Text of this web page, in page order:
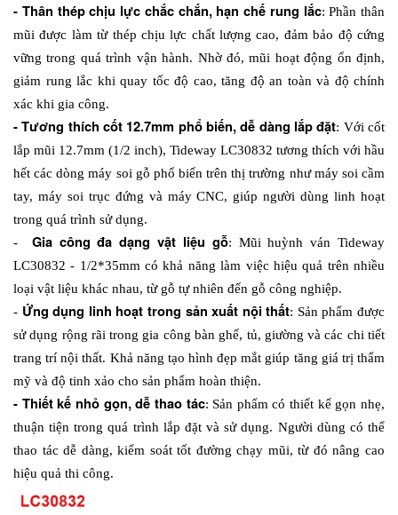
- Thân thép chịu lực chắc chắn, hạn chế rung lắc: Phần thân
mũi được làm từ thép chịu lực chất lượng cao, đảm bảo độ cứng
vững trong quá trình vận hành. Nhờ đó, mũi hoạt động ổn định,
giảm rung lắc khi quay tốc độ cao, tăng độ an toàn và độ chính
xác khi gia công.
- Tương thích cốt 12.7mm phổ biến, dễ dàng lắp đặt: Với cốt
lắp mũi 12.7mm (1/2 inch), Tideway LC30832 tương thích với hầu
hết các dòng máy soi gỗ phổ biến trên thị trường như máy soi cầm
tay, máy soi trục đứng và máy CNC, giúp người dùng linh hoạt
trong quá trình sử dụng.
-
Gia công đa dạng vật liệu gỗ: Mũi huỳnh ván Tideway
LC30832 - 1/2*35mm có khả năng làm việc hiệu quả trên nhiều
loại vật liệu khác nhau, từ gỗ tự nhiên đến gỗ công nghiệp.
- Ứng dụng linh hoạt trong sản xuất nội thất: Sản phẩm được
sử dụng rộng rãi trong gia công bàn ghế, tủ, giường và các chi tiết
trang trí nội thất. Khả năng tạo hình đẹp mắt giúp tăng giá trị thẩm
mỹ và độ tinh xảo cho sản phẩm hoàn thiện.
- Thiết kế nhỏ gọn, dễ thao tác: Sản phẩm có thiết kế gọn nhẹ,
thuận tiện trong quá trình lắp đặt và sử dụng. Người dùng có thể
thao tác dễ dàng, kiểm soát tốt đường chạy mũi, từ đó nâng cao
hiệu quả thi công.